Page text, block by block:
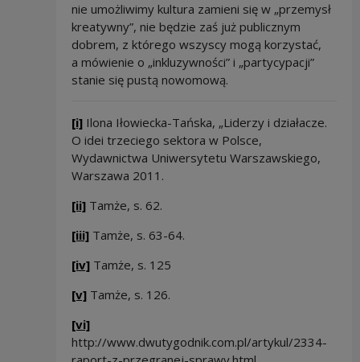
nie umożliwimy kultura zamieni się w „przemysł
kreatywny”, nie będzie zaś już publicznym
dobrem, z którego wszyscy mogą korzystać,
a mówienie o „inkluzywności” i „partycypacji”
stanie się pustą nowomową.
[i]Ilona Iłowiecka-Tańska, „Liderzy i działacze.
O idei trzeciego sektora w Polsce,
Wydawnictwa Uniwersytetu Warszawskiego,
Warszawa 2011.
[ii]Tamże, s. 62.
[iii]Tamże, s. 63-64.
[iv]Tamże, s. 125
[v]Tamże, s. 126.
[vi]
http://www.dwutygodnik.com.pl/artykul/2334-